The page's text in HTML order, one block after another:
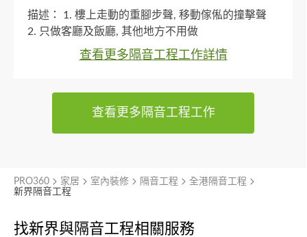
描述： 1. 樓上走動的重腳步聲, 移動傢俬的撞擊聲
2. 只做客廳及飯廳, 其他地方不用做
查看更多隔音工程工作詳情
查看更多隔音工程工作
找新界與 隔音工程相關服務
PRO360 家居 室內裝修 隔音工程
全港隔音工程
新界隔音工程